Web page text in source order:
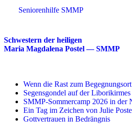
Seniorenhilfe SMMP
Schwestern der heiligen
Maria Magdalena Postel — SMMP
Wenn die Rast zum
Segensgondel auf der Liborikirmes
SMMP-Sommercamp 2026 in der
Ein Tag im Zeichen von Julie
Gottvertrauen in Bedrängnis